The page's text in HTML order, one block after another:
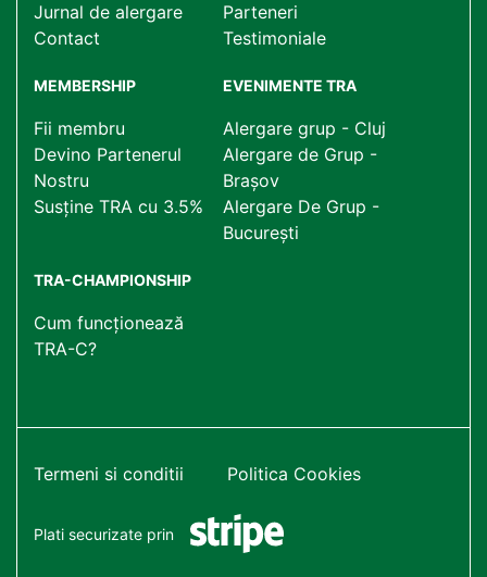
Jurnal de alergare
Contact
Parteneri
Testimoniale
MEMBERSHIP
Fii membru
Devino Partenerul
Nostru
Susține TRA cu 3.5%
EVENIMENTE TRA
Alergare grup - Cluj
Alergare de Grup -
Brașov
Alergare De Grup -
București
TRA-CHAMPIONSHIP
Cum funcționează
TRA-C?
Termeni si conditii Politica Cookies
Plati securizate prin